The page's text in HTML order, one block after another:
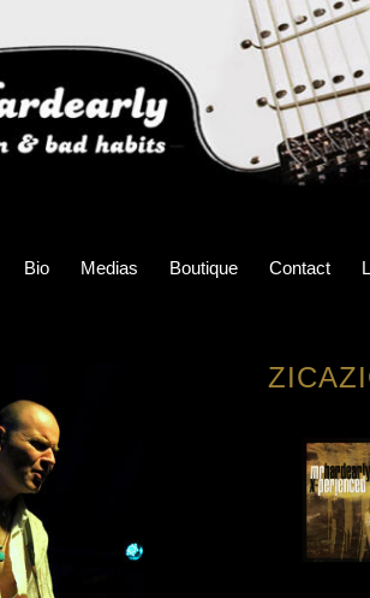
Bio Medias Boutique Contact